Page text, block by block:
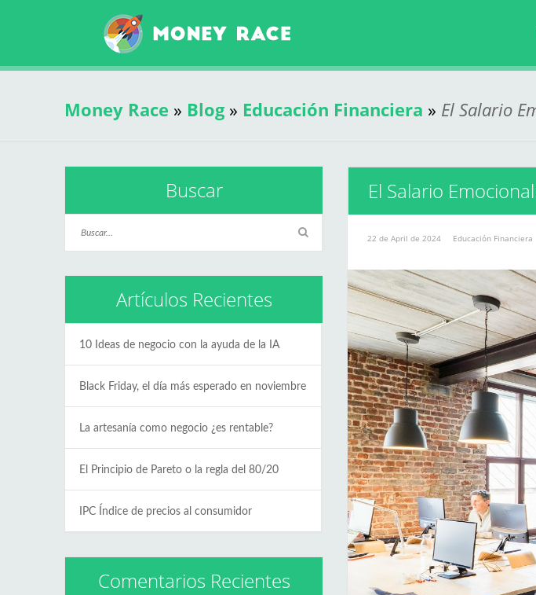
Money Race » Blog» Educación Financiera » El Salario
El Salario
22 de April de 2024 Educación Financiera
Buscar
Artículos Recientes
10 Ideas de negocio con la ayuda de la IA
Black Friday, el día más esperado en noviembre
La artesanía como negocio ¿es rentable?
El Principio de Pareto o la regla del 80/20
IPC Índice de precios al consumidor
Comentarios Recientes